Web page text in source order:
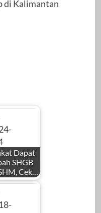
di Kalimantan
Dapat
SHGB
Cek…